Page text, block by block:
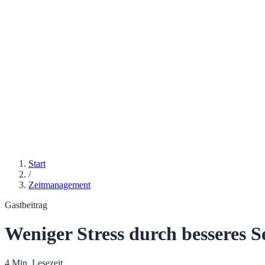
Start
/
Zeitmanagement
Gastbeitrag
Weniger Stress durch besseres
4 Min. Lesezeit